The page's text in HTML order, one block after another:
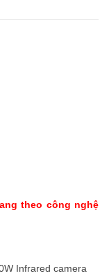
theo công nghệ
Infrared camera